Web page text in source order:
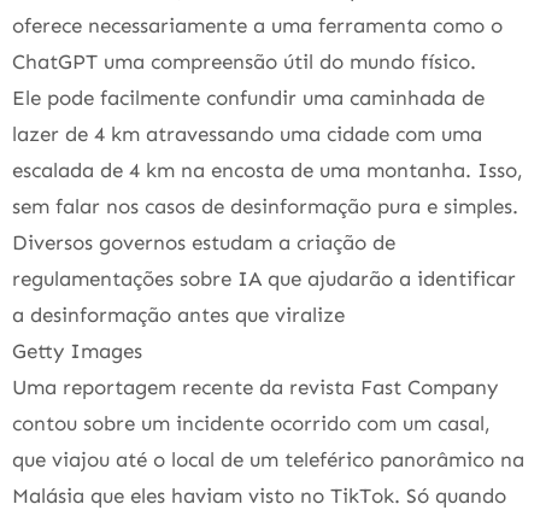
oferece necessariamente a uma ferramenta como o
ChatGPT uma compreensão útil do mundo físico.
Ele pode facilmente confundir uma caminhada de
lazer de 4 km atravessando uma cidade com uma
escalada de 4 km na encosta de uma montanha. Isso,
sem falar nos casos de desinformação pura e simples.
Diversos governos estudam a criação de
regulamentações sobre IA que ajudarão a identificar
a desinformação antes que viralize
Getty Images
Uma reportagem recente da revista Fast Company
contou sobre um incidente ocorrido com um casal,
que viajou até o local de um teleférico panorâmico na
Malásia que eles haviam visto no TikTok. Só quando